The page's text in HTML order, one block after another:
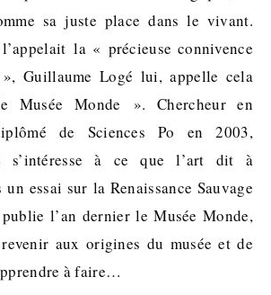
sa juste place dans le vivant.
la « précieuse connivence
», Guillaume Logé lui, appelle cela
Musée Monde ». Chercheur en
de Sciences Po en 2003,
s’intéresse à ce que l’art dit à
essai sur la Renaissance Sauvage
l’an dernier le Musée Monde,
aux origines du musée et de
à faire…